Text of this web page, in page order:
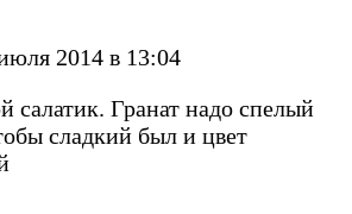
2014 в 13:04
салатик. Гранат надо спелый
сладкий был и цвет